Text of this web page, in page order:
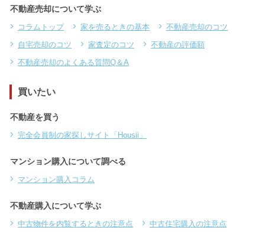
不動産売却について学ぶ
コラムトップ 家を売るときの基本
不動産売却のコツ
自宅売却のコツ
家査定のコツ
不動産の評価額
不動産売却のよくある質問Q＆A
買いたい
不動産を買う
完全会員制の家探しサイト「Housii」
マンション購入について調べる
マンション購入コラム
不動産購入について学ぶ
中古物件を内覧するときの注意点 中古住宅購入の注意点